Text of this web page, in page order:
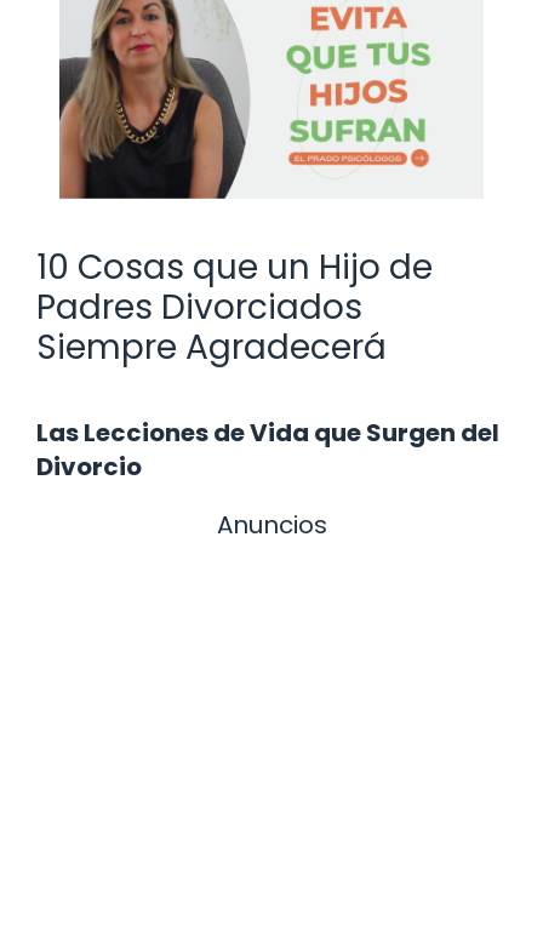
10 Cosas que un Hijo de
Padres Divorciados
Siempre Agradecerá
Las Lecciones de Vida que Surgen del
Divorcio
Anuncios